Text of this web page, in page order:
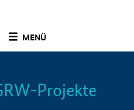
MENÜ
Info
Projekte